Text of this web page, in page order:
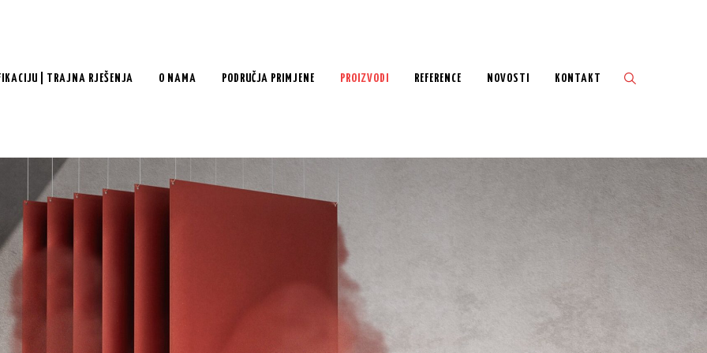
| TRAJNA RJEŠENJA O NAMA PODRUČJA PRIMJENE PROIZVODI REFERENCE NOVOSTI KONTAKT